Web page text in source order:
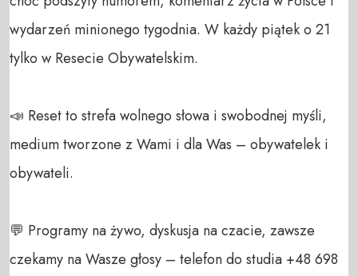
wydarzeń minionego tygodnia. W każdy piątek o 21
tylko w Resecie Obywatelskim.
📣 Reset to strefa wolnego słowa i swobodnej myśli,
medium tworzone z Wami i dla Was – obywatelek i
obywateli.
💬 Programy na żywo, dyskusja na czacie, zawsze
czekamy na Wasze głosy – telefon do studia +48 698